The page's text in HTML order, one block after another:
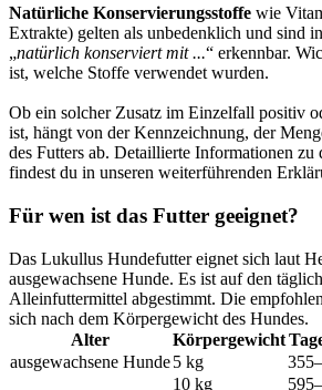
Natürliche Konservierungsstoffe wie
Extrakte) gelten als unbedenklich und sind
„natürlich konserviert mit ...“ erkennbar.
ist, welche Stoffe verwendet wurden.
Ob ein solcher Zusatz im Einzelfall positiv
ist, hängt von der Kennzeichnung, der
des Futters ab. Detaillierte Informationen zu
findest du in unseren weiterführenden
Für wen ist das Futter geeignet?
Das Lukullus Hundefutter eignet sich laut
ausgewachsene Hunde. Es ist auf den
Alleinfuttermittel abgestimmt. Die
sich nach dem Körpergewicht des Hundes.
Alter
Körpergewicht
ausgewachsene Hunde5 kg
10 kg